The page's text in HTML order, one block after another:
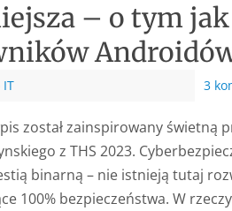
– o tym jak
3
został zainspirowany świetną
z THS 2023.
binarną – nie istnieją tutaj
100% bezpieczeństwa. W